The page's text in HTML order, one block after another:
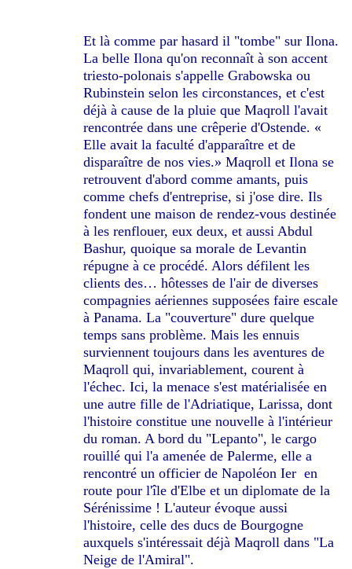
Et là comme par hasard il "tombe" sur Ilona.
La belle Ilona qu'on reconnaît à son accent
triesto-polonais s'appelle Grabowska ou
Rubinstein selon les circonstances, et c'est
déjà à cause de la pluie que Maqroll l'avait
rencontrée dans une crêperie d'Ostende. «
Elle avait la faculté d'apparaître et de
disparaître de nos vies.» Maqroll et Ilona se
retrouvent d'abord comme amants, puis
comme chefs d'entreprise, si j'ose dire. Ils
fondent une maison de rendez-vous destinée
à les renflouer, eux deux, et aussi Abdul
Bashur, quoique sa morale de Levantin
répugne à ce procédé. Alors défilent les
clients des… hôtesses de l'air de diverses
compagnies aériennes supposées faire escale
à Panama. La "couverture" dure quelque
temps sans problème. Mais les ennuis
surviennent toujours dans les aventures de
Maqroll qui, invariablement, courent à
l'échec. Ici, la menace s'est matérialisée en
une autre fille de l'Adriatique, Larissa, dont
l'histoire constitue une nouvelle à l'intérieur
du roman. A bord du "Lepanto", le cargo
rouillé qui l'a amenée de Palerme, elle a
rencontré un officier de Napoléon Ier en
route pour l'île d'Elbe et un diplomate de la
Sérénissime ! L'auteur évoque aussi
l'histoire, celle des ducs de Bourgogne
auxquels s'intéressait déjà Maqroll dans "La
Neige de l'Amiral".